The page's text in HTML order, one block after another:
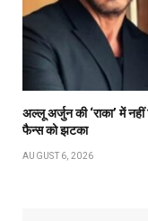
अल्लू अर्जुन की ‘राका’ में
फैन्स को झटका
AUGUST 6, 2026